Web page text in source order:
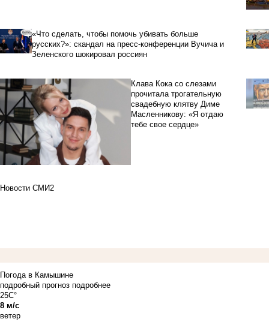
«Что сделать, чтобы помочь убивать больше
русских?»: скандал на пресс-конференции Вучича и
Зеленского шокировал россиян
Клава Кока со слезами
прочитала трогательную
свадебную клятву Диме
Масленникову: «Я отдаю
тебе свое сердце»
Новости СМИ2
Погода в Камышине
подробный прогноз подробнее
25C°
8 м/с
ветер